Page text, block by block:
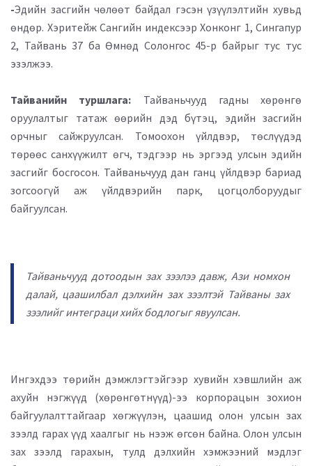
-Эдийн засгийн чөлөөт байдал гэсэн үзүүлэлтийн хувьд
өндөр. Хэритейж Сангийн индексээр Хонконг 1, Сингапур
2, Тайвань 37 ба Өмнөд Солонгос 45-р байрыг тус тус
эзэлжээ.
Тайванийн туршлага: Тайваньчууд гадны хөрөнгө
оруулалтыг татаж өөрийн дэд бүтэц, эдийн засгийн
орчныг сайжруулсан. Томоохон үйлдвэр, төслүүдэд
төрөөс санхүүжилт өгч, тэдгээр нь эргээд улсын эдийн
засгийг босгосон. Тайваньчууд дан ганц үйлдвэр бариад
зогсоогүй аж үйлдвэрийн парк, цогцолборуудыг
байгуулсан.
Тайваньчууд дотоодын зах зээлээ давж, Ази номхон
далай, цаашилбал дэлхийн зах зээлтэй Тайваны зах
зээлийг интеграци хийх бодлогыг явуулсан.
Ингэхдээ төрийн дэмжлэгтэйгээр хувийн хэвшлийн аж
ахуйн нэгжүүд (хөрөнгөтнүүд)-ээ корпорацын зохион
байгуулалттайгаар хөгжүүлэн, цаашид олон улсын зах
зээлд гарах үүд хаалгыг нь нээж өгсөн байна. Олон улсын
зах зээлд гарахын, тулд дэлхийн хэмжээний мэдлэг